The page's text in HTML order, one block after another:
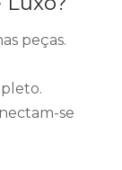
peças.
se